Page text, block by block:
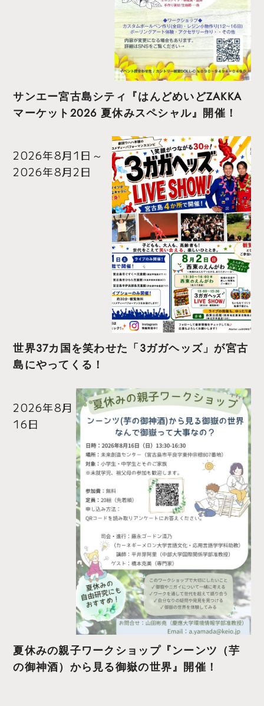
サンエー宮古島シティ『はんどめいどZAKKA
マーケット2026 夏休みスペシャル』開催！
2026年8月1日 ～
2026年8月2日
世界37カ国を笑わせた「3ガガヘッズ」が宮古
島にやってくる！
2026年8月
16日
夏休みの親子ワークショップ『ンーンツ（芋
の御神酒）から見る御嶽の世界』開催！